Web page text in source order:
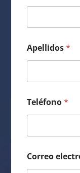
Apellidos*
Teléfono*
Correo